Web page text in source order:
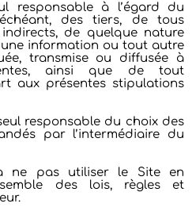
responsable à l’égard du
des tiers, de tous
de quelque nature
information ou tout autre
transmise ou diffusée à
ainsi que de tout
aux présentes stipulations
responsable du choix des
par l’intermédiaire du
ne pas utiliser le Site en
des lois, règles et